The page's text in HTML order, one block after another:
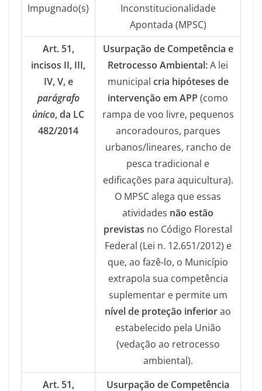
Impugnado(s)
Inconstitucionalidade
Apontada (MPSC)
Art. 51,
incisos II, III,
IV, V, e
parágrafo
único, da LC
482/2014
Usurpação de Competência e
Retrocesso Ambiental:A lei
municipal cria hipóteses de
intervenção em APP (como
rampa de voo livre, pequenos
ancoradouros, parques
urbanos/lineares, rancho de
pesca tradicional e
edificações para aquicultura).
O MPSC alega que essas
atividades não estão
previstas no Código Florestal
Federal (Lei n. 12.651/2012) e
que, ao fazê-lo, o Município
extrapola sua competência
suplementar e permite um
nível de proteção inferiorao
estabelecido pela União
(vedação ao retrocesso
ambiental).
Art. 51,
Usurpação de Competência